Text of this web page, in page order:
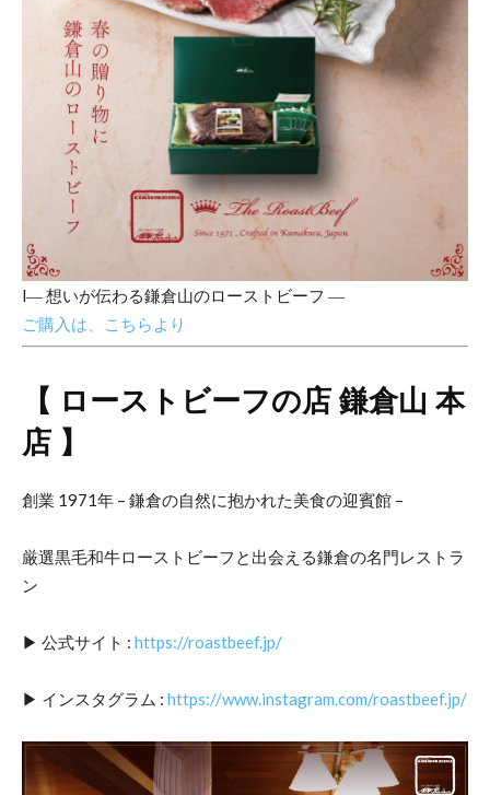
l― 想いが伝わる鎌倉山のローストビーフ ―
ご購入は、こちらより
【 ローストビーフの店 鎌倉山 本
店 】
創業 1971年 – 鎌倉の自然に抱かれた美食の迎賓館 –
厳選黒毛和牛ローストビーフと出会える鎌倉の名門レストラ
ン
▶︎ 公式サイト : https://roastbeef.jp/
▶︎ インスタグラム : https://www.instagram.com/roastbeef.jp/